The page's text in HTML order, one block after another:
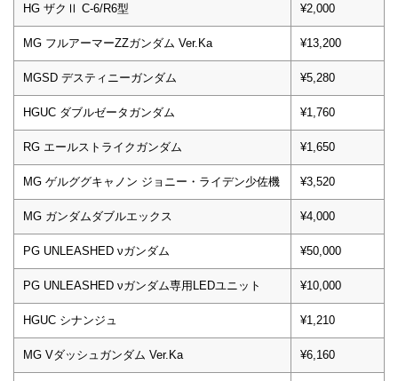
HG ザクⅡ C-6/R6型 ¥2,000
MG フルアーマーZZガンダム Ver.Ka ¥13,200
MGSD デスティニーガンダム ¥5,280
HGUC ダブルゼータガンダム ¥1,760
RG エールストライクガンダム ¥1,650
MG ゲルググキャノン ジョニー・ライデン少佐機 ¥3,520
MG ガンダムダブルエックス ¥4,000
PG UNLEASHED νガンダム ¥50,000
PG UNLEASHED νガンダム専用LEDユニット ¥10,000
HGUC シナンジュ ¥1,210
MG Vダッシュガンダム Ver.Ka ¥6,160